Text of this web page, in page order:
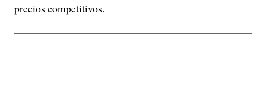
precios competitivos.